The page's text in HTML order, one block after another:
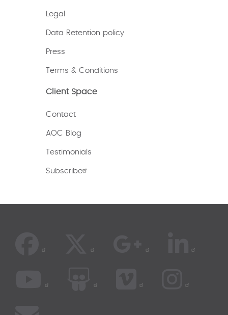
Legal
Data Retention policy
Press
Terms & Conditions
Client Space
Contact
AOC Blog
Testimonials
Subscribe